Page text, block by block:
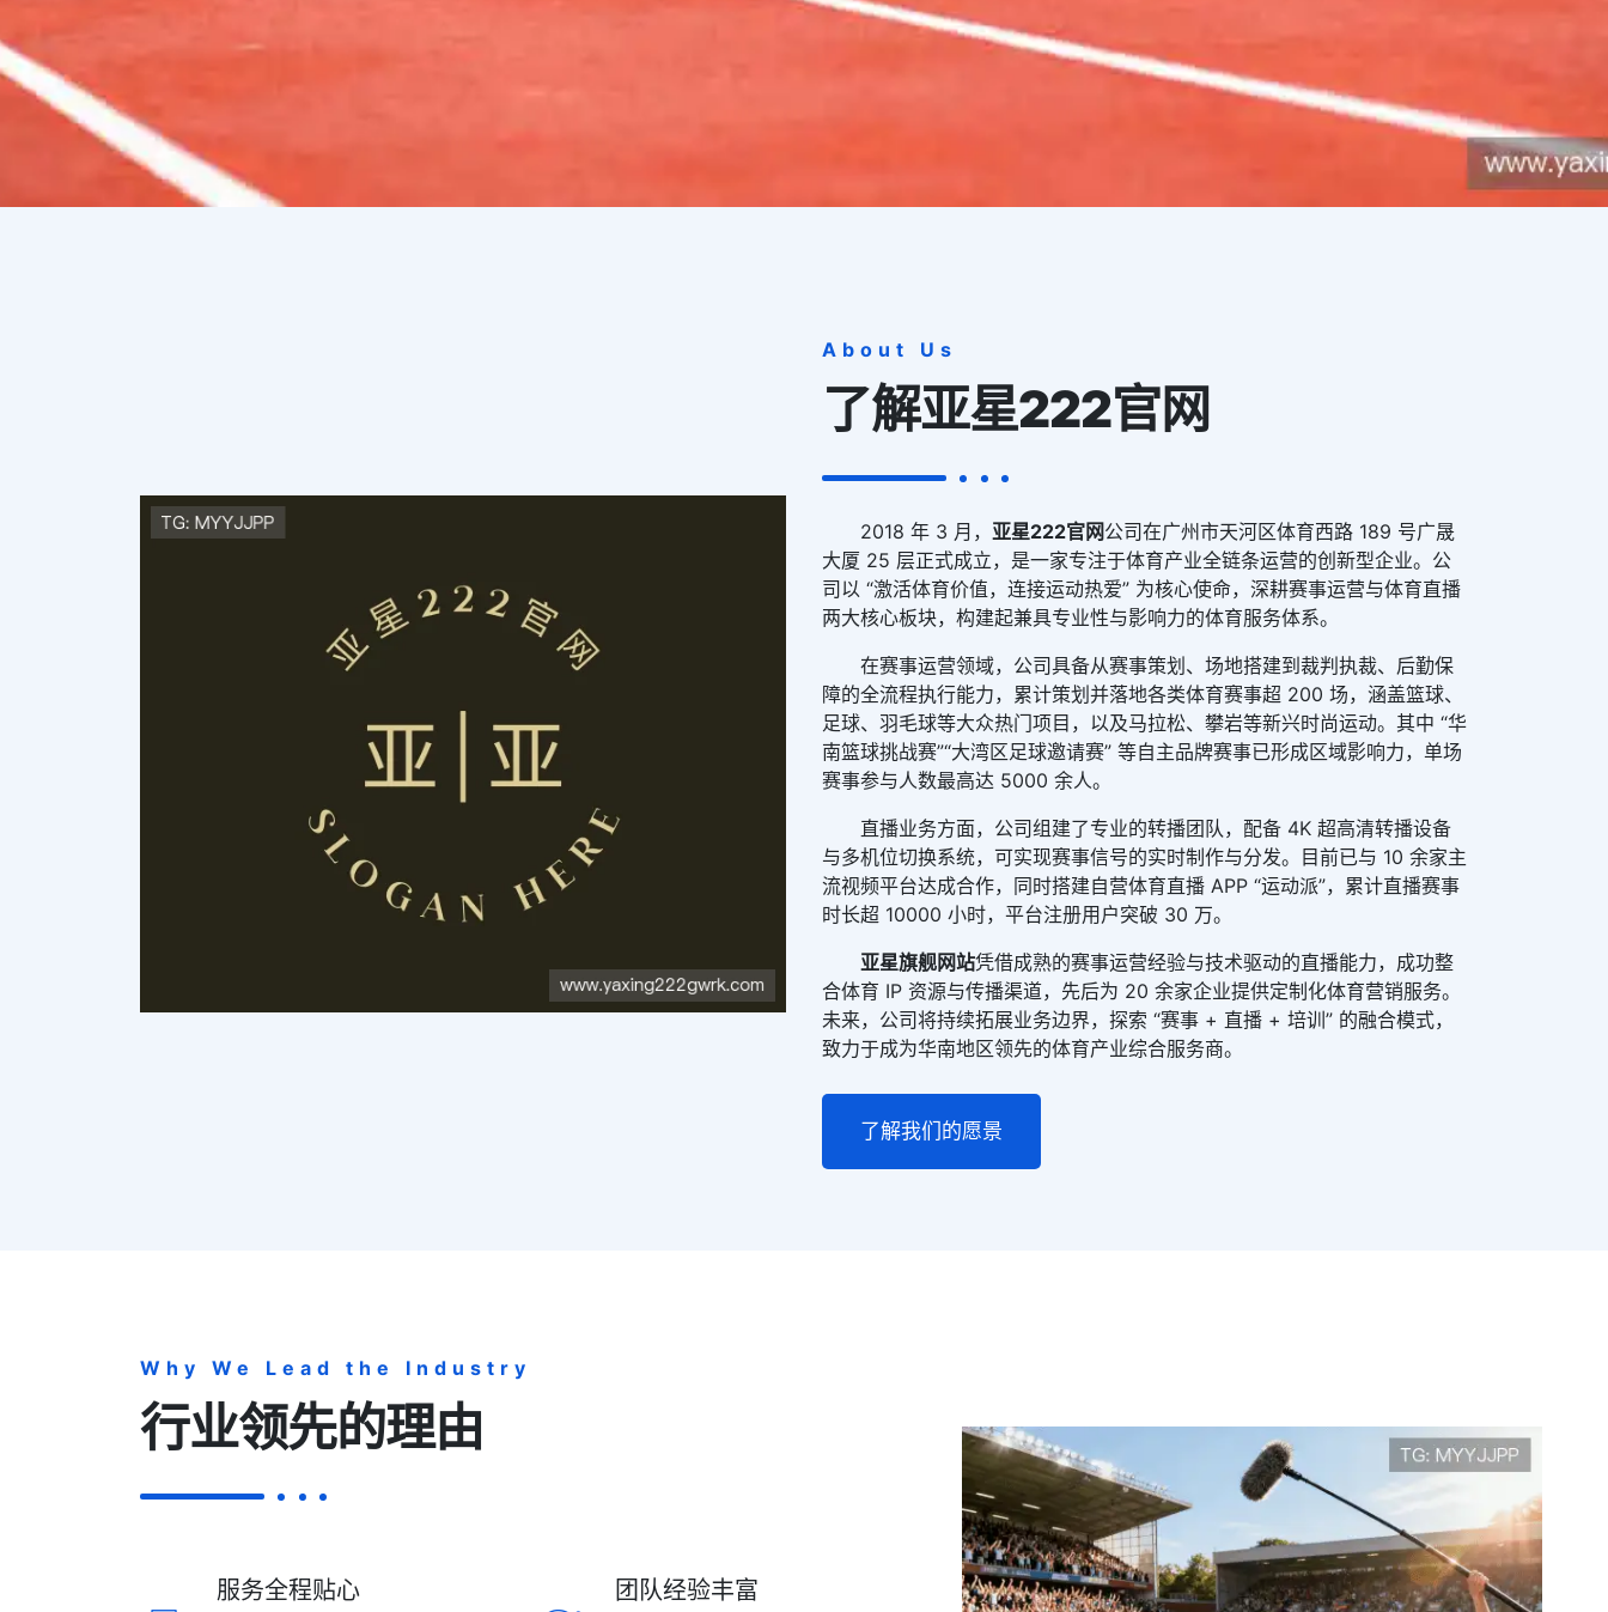
About Us
了解亚星222官网
2018 年 3 月， 亚星222官网公司在广州市天河区体育西路 189 号广晟
大厦 25 层正式成立，是一家专注于体育产业全链条运营的创新型企业。公
司以 “激活体育价值，连接运动热爱” 为核心使命，深耕赛事运营与体育直播
两大核心板块，构建起兼具专业性与影响力的体育服务体系。
在赛事运营领域，公司具备从赛事策划、场地搭建到裁判执裁、后勤保
障的全流程执行能力，累计策划并落地各类体育赛事超 200 场，涵盖篮球、
足球、羽毛球等大众热门项目，以及马拉松、攀岩等新兴时尚运动。其中 “华
南篮球挑战赛”“大湾区足球邀请赛” 等自主品牌赛事已形成区域影响力，单场
赛事参与人数最高达 5000 余人。
直播业务方面，公司组建了专业的转播团队，配备 4K 超高清转播设备
与多机位切换系统，可实现赛事信号的实时制作与分发。目前已与 10 余家主
流视频平台达成合作，同时搭建自营体育直播 APP “运动派”，累计直播赛事
时长超 10000 小时，平台注册用户突破 30 万。
亚星旗舰网站凭借成熟的赛事运营经验与技术驱动的直播能力，成功整
合体育 IP 资源与传播渠道，先后为 20 余家企业提供定制化体育营销服务。
未来，公司将持续拓展业务边界，探索 “赛事 + 直播 + 培训” 的融合模式，
致力于成为华南地区领先的体育产业综合服务商。
了解我们的愿景
Why We Lead the Industry
行业领先的理由
服务全程贴心 团队经验丰富